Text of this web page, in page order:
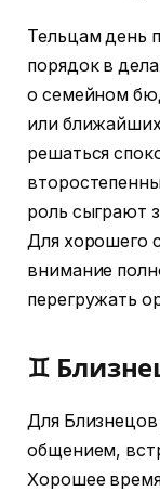
Тельцам день
порядок в
о семейном
или
решаться
роль сыграют
Для хорошего
внимание
перегружать
♊
Для
общением,
Хорошее